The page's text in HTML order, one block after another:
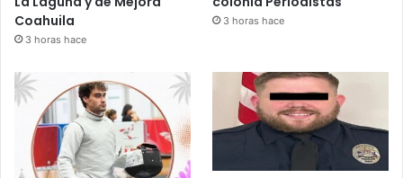
Coahuila
3 horas hace
3 horas hace